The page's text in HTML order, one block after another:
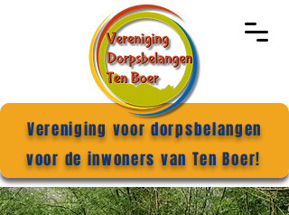
Vereniging voor dorpsbelangen
voor de inwoners van Ten Boer!